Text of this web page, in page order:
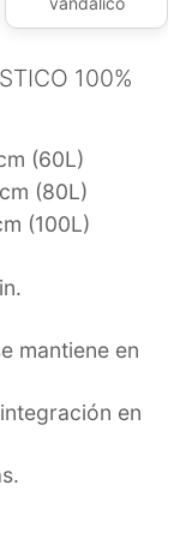
100%
(60L)
(80L)
(100L)
mantiene en
en